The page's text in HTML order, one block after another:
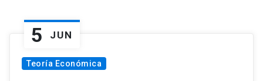
5 JUN
Teoría Económica